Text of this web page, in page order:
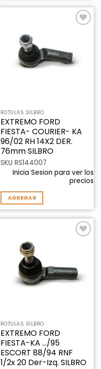
deseos
ROTULAS SILBRO
EXTREMO FORD
FIESTA- COURIER- KA
96/02 RH 14X2 DER.
76mm SILBRO
SKU RS144007
Inicia Sesion para ver los
precios
AGREGAR
ROTULAS SILBRO
EXTREMO FORD
FIESTA-KA …/95
ESCORT 88/94 RNF
1/2x 20 Der-Izq. SILBRO